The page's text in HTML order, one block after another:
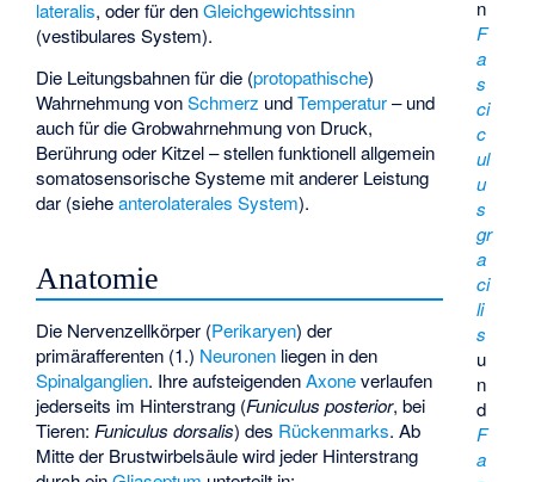
n
F
a
s
ci
c
ul
u
s
gr
a
ci
li
s
u
n
d
F
a
lateralis, oder für denGleichgewichtssinn
(vestibulares System).
Die Leitungsbahnen für die (protopathische)
Wahrnehmung vonSchmerz undTemperatur– und
auch für die Grobwahrnehmung von Druck,
Berührung oder Kitzel – stellen funktionell allgemein
somatosensorische Systeme mit anderer Leistung
dar (sieheanterolaterales System).
Anatomie
Die Nervenzellkörper (Perikaryen) der
primärafferenten (1.) Neuronen liegen in den
Spinalganglien. Ihre aufsteigendenAxoneverlaufen
jederseits im Hinterstrang (Funiculus posterior, bei
Tieren: Funiculus dorsalis) des Rückenmarks. Ab
Mitte der Brustwirbelsäule wird jeder Hinterstrang